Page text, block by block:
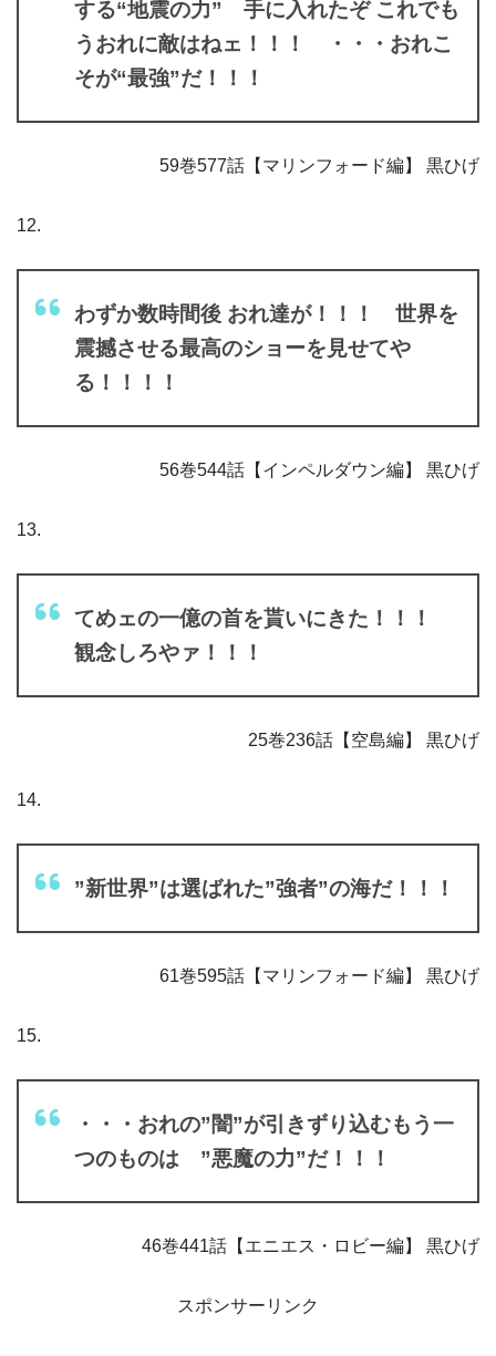
する“地震の力” 手に入れたぞ これでも
うおれに敵はねェ！！！ ・・・おれこ
そが“最強”だ！！！
59巻577話【マリンフォード編】 黒ひげ
12.
わずか数時間後 おれ達が！！！ 世界を
震撼させる最高のショーを見せてや
る！！！！
56巻544話【インペルダウン編】 黒ひげ
13.
てめェの一億の首を貰いにきた！！！
観念しろやァ！！！
25巻236話【空島編】 黒ひげ
14.
”新世界”は選ばれた”強者”の海だ！！！
61巻595話【マリンフォード編】 黒ひげ
15.
・・・おれの”闇”が引きずり込むもう一
つのものは ”悪魔の力”だ！！！
46巻441話【エニエス・ロビー編】 黒ひげ
スポンサーリンク